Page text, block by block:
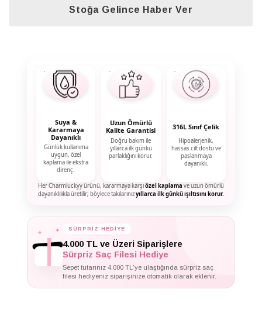
Stoğa Gelince Haber Ver
Suya &
Kararmaya
Dayanıklı
Günlük kullanıma
uygun, özel
kaplama ile ekstra
direnç.
Uzun Ömürlü
Kalite Garantisi
Doğru bakım ile
yıllarca ilk günkü
parlaklığını korur.
316L Sınıf Çelik
Hipoalerjenik,
hassas cilt dostu ve
paslanmaya
dayanıklı.
Her Charmluckyy ürünü, kararmaya karşıözel kaplama ve uzun ömürlü
dayanıklılıkla üretilir; böylece takılarınızyıllarca ilk günkü ışıltısını korur.
✦ SÜRPRİZ HEDİYE
4.000 TL ve Üzeri Siparişlere
Sürpriz Saç Filesi Hediye
Sepet tutarınız 4.000 TL'ye ulaştığında sürpriz saç
filesi hediyeniz siparişinize otomatik olarak eklenir.